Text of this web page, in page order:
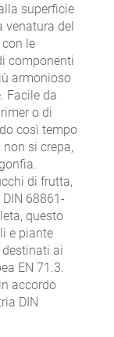
superficie
venatura del
le
componenti
armonioso
Facile da
o di
così tempo
si crepa,
di frutta,
68861-
questo
e piante
ai
EN 71.3.
accordo
DIN